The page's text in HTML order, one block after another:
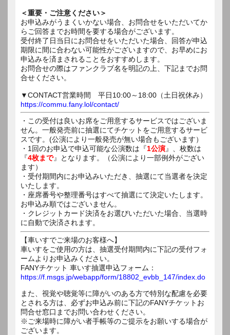
＜重要・ご注意ください＞
お申込みがうまくいかない場合、お問合せをいただいてか
らご回答までお時間を要する場合がございます。
受付終了日当日にお問合せをいただいた場合、回答が申込
期限に間に合わない可能性がございますので、お早めにお
申込みを済まされることをおすすめします。
お問合せの際はファンクラブ名を明記の上、下記までお問
合せください。
▼CONTACT営業時間 平日10:00～18:00（土日祝休み）
https://commu.fany.lol/contact/
・この受付は良いお席をご用意するサービスではございま
せん。一般発売前に抽選にてチケットをご用意するサービ
スです。(公演により一般発売が無い場合もございます）
・1回のお申込で申込可能な公演数は『1公演』、枚数は
『4枚まで』となります。（公演により一部例外がござい
ます）
・受付期間内にお申込みいただき、抽選にて当選者を決定
いたします。
・座席番号や整理番号はすべて抽選にて決定いたします。
お申込み順ではございません。
・クレジットカード決済をお選びいただいた場合、当選時
に自動で決済されます。
【車いすでご来場のお客様へ】
車いすをご使用の方は、抽選受付期間内に下記の受付フォ
ームよりお申込みください。
FANYチケット 車いす抽選申込フォーム：
https://f.msgs.jp/webapp/form/18802_evbb_147/index.do
また、視覚や聴覚等に障がいのある方で特別な配慮を必要
とされる方は、必ずお申込み前に下記のFANYチケットお
問合せ窓口までお問い合わせください。
※ご来場時に障がい者手帳等のご提示をお願いする場合が
ございます。